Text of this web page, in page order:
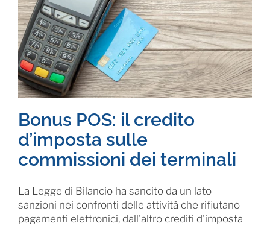
Bonus POS: il credito
d’imposta sulle
commissioni dei terminali
La Legge di Bilancio ha sancito da un lato
sanzioni nei confronti delle attività che rifiutano
pagamenti elettronici, dall'altro crediti d'imposta